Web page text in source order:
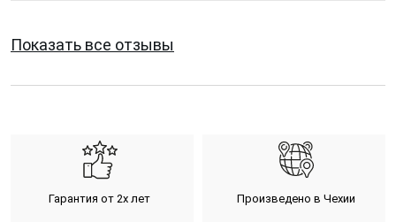
Показать все отзывы
Гарантия от 2х лет Произведено в Чехии